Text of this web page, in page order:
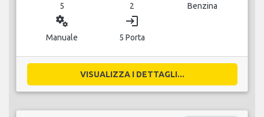
5 2 Benzina
miscellaneous_services
Manuale
login
5 Porta
VISUALIZZA I DETTAGLI...